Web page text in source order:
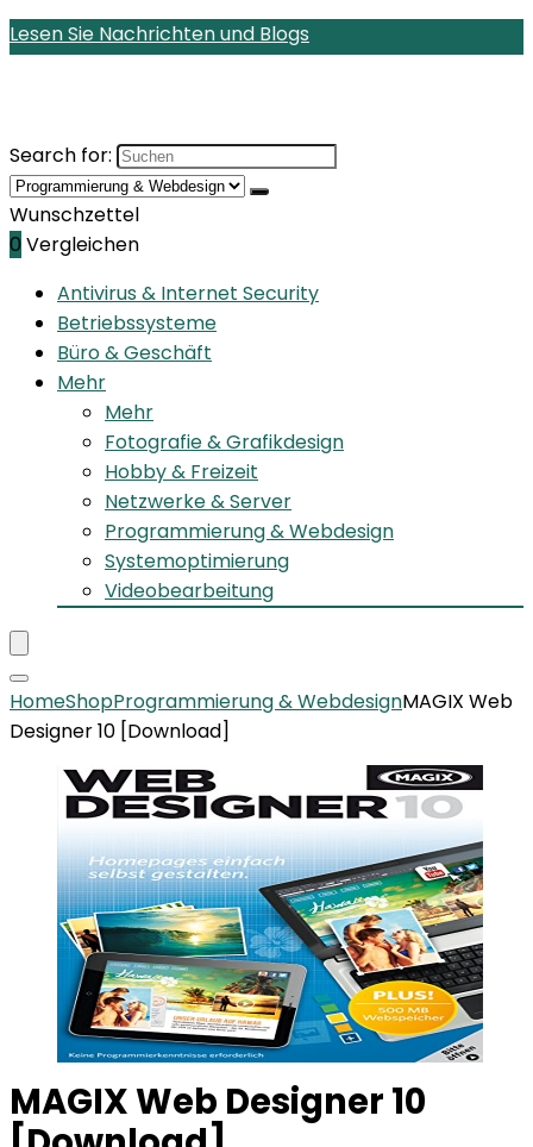
Lesen Sie Nachrichten und Blogs
Search for:
Wunschzettel
0 Vergleichen
Antivirus & Internet Security
Betriebssysteme
Büro & Geschäft
Mehr
Mehr
Fotografie & Grafikdesign
Hobby & Freizeit
Netzwerke & Server
Programmierung & Webdesign
Systemoptimierung
Videobearbeitung
HomeShopProgrammierung & WebdesignMAGIX Web
Designer 10 [Download]
MAGIX Web Designer 10